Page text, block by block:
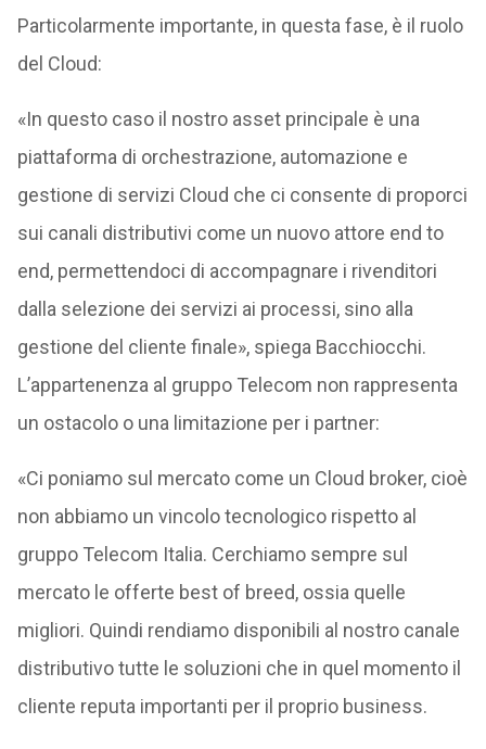
Particolarmente importante, in questa fase, è il ruolo
del Cloud:
«In questo caso il nostro asset principale è una
piattaforma di orchestrazione, automazione e
gestione di servizi Cloud che ci consente di proporci
sui canali distributivi come un nuovo attore end to
end, permettendoci di accompagnare i rivenditori
dalla selezione dei servizi ai processi, sino alla
gestione del cliente finale», spiega Bacchiocchi.
L’appartenenza al gruppo Telecom non rappresenta
un ostacolo o una limitazione per i partner:
«Ci poniamo sul mercato come un Cloud broker, cioè
non abbiamo un vincolo tecnologico rispetto al
gruppo Telecom Italia. Cerchiamo sempre sul
mercato le offerte best of breed, ossia quelle
migliori. Quindi rendiamo disponibili al nostro canale
distributivo tutte le soluzioni che in quel momento il
cliente reputa importanti per il proprio business.